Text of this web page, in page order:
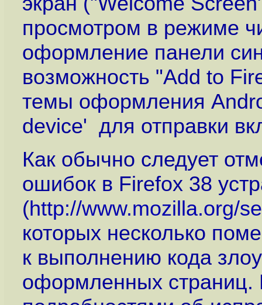
просмотром в режиме
оформление панели
возможность "Add to
темы оформления
device' для отправки
Как обычно следует
ошибок в Firefox 38
(http://www.mozilla.org/
которых несколько
к выполнению кода
оформленных